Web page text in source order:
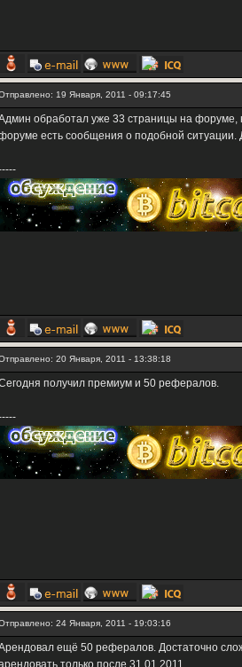
19 Января, 2011 - 09:17:45
обработал уже 33 страницы на форуме,
есть сообщения о подобной
20 Января, 2011 - 13:38:18
получил премиум и 50 рефералов.
24 Января, 2011 - 19:03:16
ещё 50 рефералов. Достаточно
только после 31.01.2011